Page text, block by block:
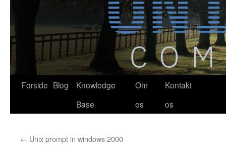
Forside Blog
Knowledge
Base
Om
os
Kontakt
os
← Unix prompt in windows 2000